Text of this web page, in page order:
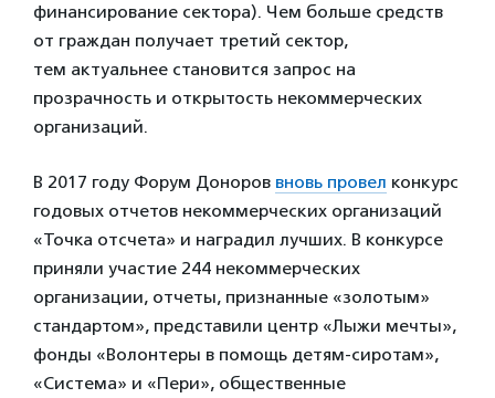
финансирование сектора). Чем больше средств
от граждан получает третий сектор,
тем актуальнее становится запрос на
прозрачность и открытость некоммерческих
организаций.
В 2017 году Форум Доноров вновь провел конкурс
годовых отчетов некоммерческих организаций
«Точка отсчета» и наградил лучших. В конкурсе
приняли участие 244 некоммерческих
организации, отчеты, признанные «золотым»
стандартом», представили центр «Лыжи мечты»,
фонды «Волонтеры в помощь детям-сиротам»,
«Система» и «Пери», общественные